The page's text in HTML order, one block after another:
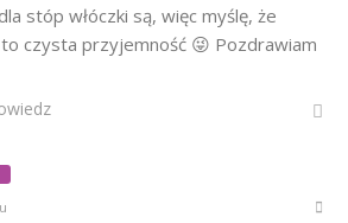
stóp włóczki są, więc myślę, że
czysta przyjemność 😜 Pozdrawiam